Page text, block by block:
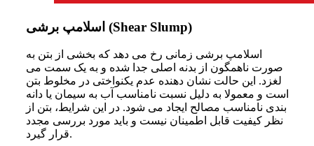
اسلامپ برشی (Shear Slump)
اسلامپ برشی زمانی رخ می دهد که بخشی از بتن به
صورت ناهمگون از بدنه اصلی جدا شده و به یک سمت می
لغزد. این حالت نشان دهنده عدم یکنواختی در مخلوط بتن
است و معمولا به دلیل نسبت نامناسب آب به سیمان یا دانه
بندی نامناسب مصالح ایجاد می شود. در این شرایط، بتن از
نظر کیفیت قابل اطمینان نیست و باید مورد بررسی مجدد
قرار گیرد.